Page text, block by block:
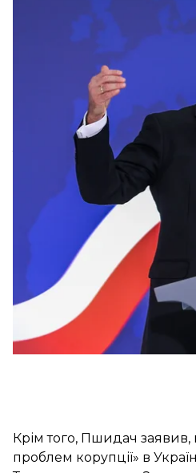
Очільник Бюро
Кароль Навроцький не
він не відвідає її.
пишеRMF24.
За словами Пшидача,
міністр Польщі Дональд
не отримав.
Тож очільник Бюро
що під час конференції
Володимира
Крім того, Пшидач
проблем корупції» в